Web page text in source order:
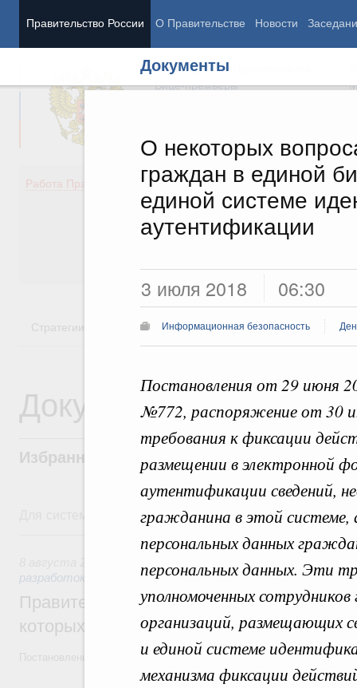
Правительство России О Правительстве Новости
Документы
О некоторых
граждан в единой
единой системе
аутентификации
3 июля 2018 06:30
Информационная безопасность
Постановления от 29 июня
№772, распоряжение от 30
требования к фиксации
размещении в электронной
аутентификации сведений,
гражданина в этой
персональных данных
персональных данных. Эти
уполномоченных
организаций, размещающих
и единой системе
механизма фиксации
Председатель Правительства
Вице-премьеры
Работа Правительства
Демография
Здоровье
Образование
Культура
Государство
Стратегии Государственные программы
Документы
Избранные документы со справками к
Для системного поиска перейдите в раздел "Поиск по
8 августа, суббота
Государственная политика в сфере
разработок
Правительство расширило перечень
которых освобождаются от НДФЛ
Постановление от 5 августа 2026 года №978